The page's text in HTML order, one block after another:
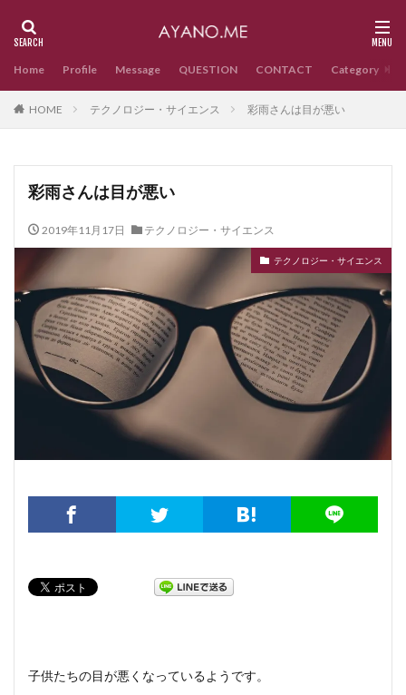
Home Profile Message QUESTION CONTACT Category
HOME テクノロジー・サイエンス 彩雨さんは目が悪い
彩雨さんは目が悪い
2019年11月17日 テクノロジー・サイエンス
テクノロジー・サイエンス
子供たちの目が悪くなっているようです。